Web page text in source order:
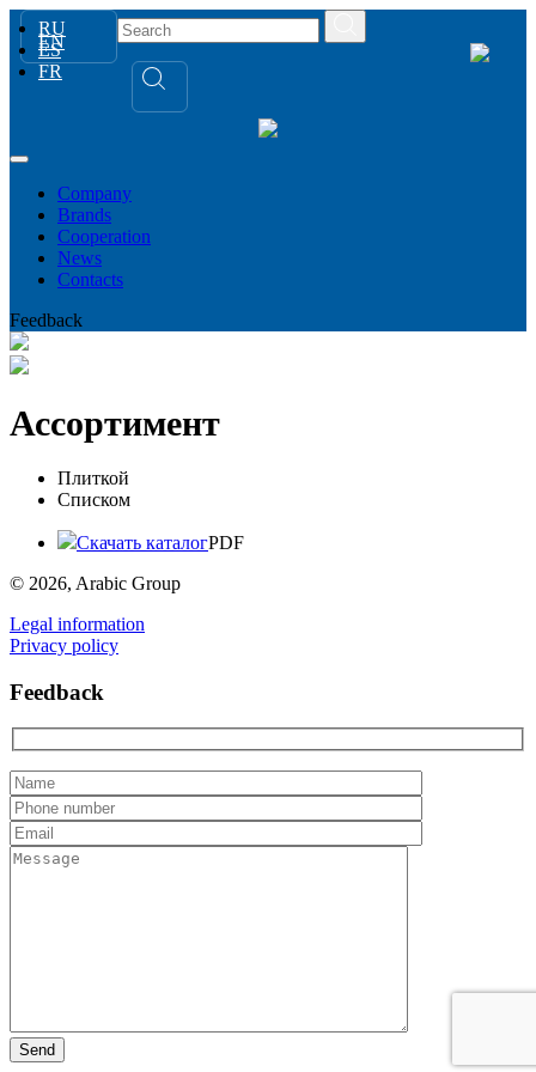
RU
EN
ES
FR
Company
Brands
Сooperation
News
Contacts
Feedback
Ассортимент
Плиткой
Списком
Скачать каталогPDF
© 2026, Arabic Group
Legal information
Privacy policy
Feedback
Send